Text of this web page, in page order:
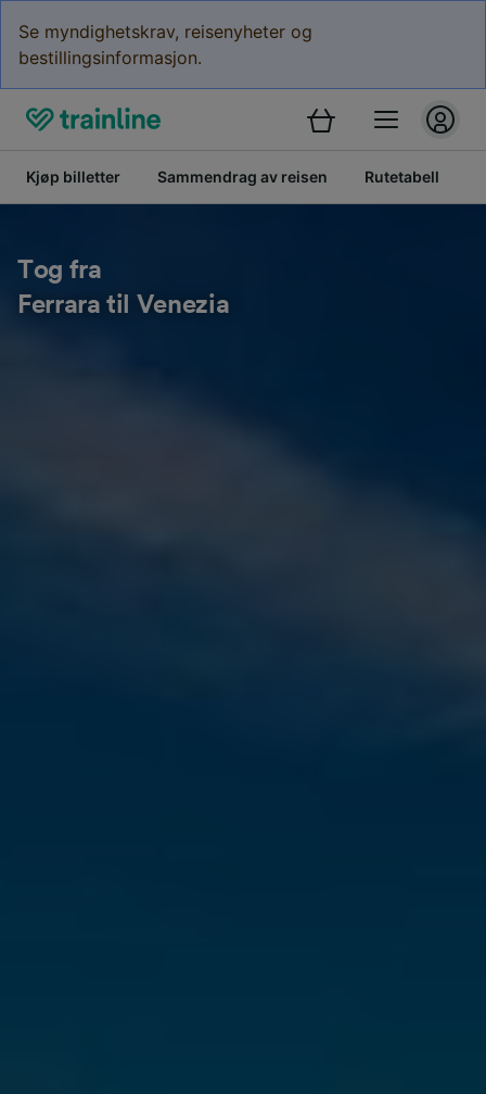
Se myndighetskrav, reisenyheter og
bestillingsinformasjon.
Kjøp billetter Sammendrag av reisen Rutetabell
Tog fra
Ferrara til Venezia